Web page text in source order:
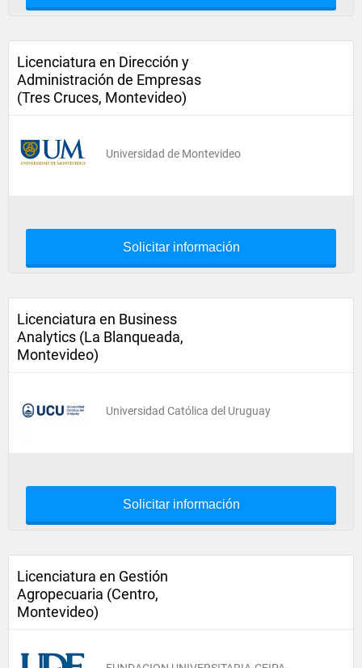
Licenciatura en Dirección y
Administración de Empresas
(Tres Cruces, Montevideo)
Universidad de Montevideo
Solicitar información
Licenciatura en Business
Analytics (La Blanqueada,
Montevideo)
Universidad Católica del Uruguay
Solicitar información
Licenciatura en Gestión
Agropecuaria (Centro,
Montevideo)